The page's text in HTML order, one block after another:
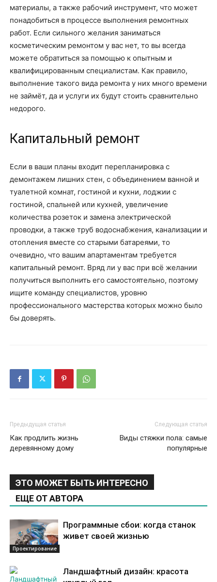
материалы, а также рабочий инструмент, что может
понадобиться в процессе выполнения ремонтных
работ. Если сильного желания заниматься
косметическим ремонтом у вас нет, то вы всегда
можете обратиться за помощью к опытным и
квалифицированным специалистам. Как правило,
выполнение такого вида ремонта у них много времени
не займёт, да и услуги их будут стоить сравнительно
недорого.
Капитальный ремонт
Если в ваши планы входит перепланировка с
демонтажем лишних стен, с объединением ванной и
туалетной комнат, гостиной и кухни, лоджии с
гостиной, спальней или кухней, увеличение
количества розеток и замена электрической
проводки, а также труб водоснабжения, канализации и
отопления вместе со старыми батареями, то
очевидно, что вашим апартаментам требуется
капитальный ремонт. Вряд ли у вас при всё желании
получиться выполнить его самостоятельно, поэтому
ищите команду специалистов, уровню
профессионального мастерства которых можно было
бы доверять.
Предыдущая статья
Как продлить жизнь
деревянному дому
Следующая статья
Виды стяжки пола: самые
популярные
ЭТО МОЖЕТ БЫТЬ ИНТЕРЕСНО
ЕЩЕ ОТ АВТОРА
Проектирование
Программные сбои: когда станок
живет своей жизнью
Ландшафтный дизайн: красота